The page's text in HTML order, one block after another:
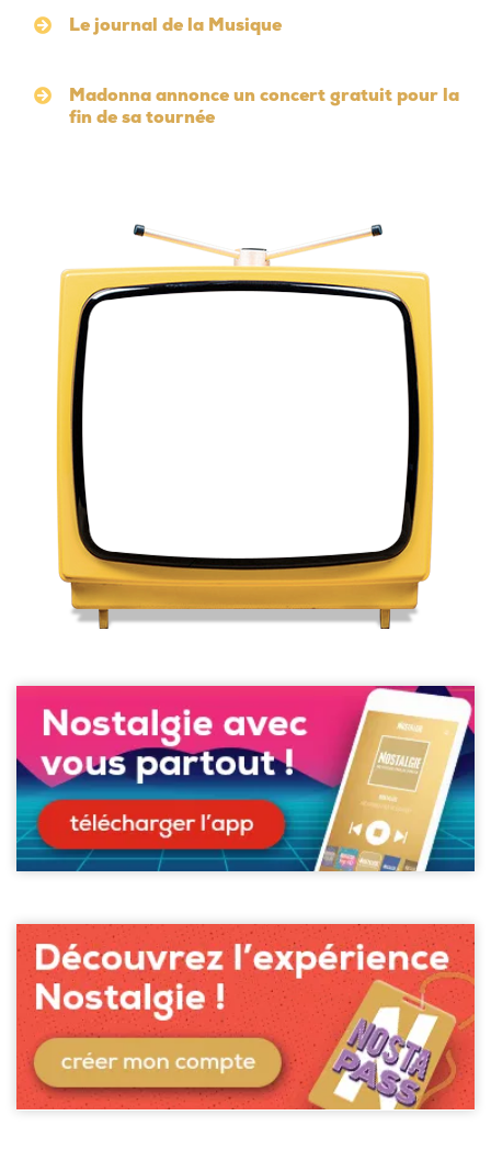
Le journal de la Musique
Madonna annonce un concert gratuit pour la
fin de sa tournée